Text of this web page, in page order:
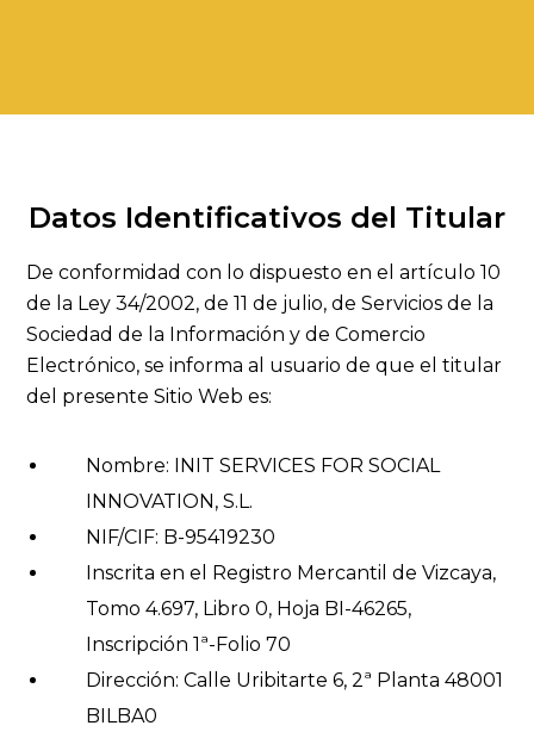
Datos Identificativos del Titular
De conformidad con lo dispuesto en el artículo 10
de la Ley 34/2002, de 11 de julio, de Servicios de la
Sociedad de la Información y de Comercio
Electrónico, se informa al usuario de que el titular
del presente Sitio Web es:
Nombre: INIT SERVICES FOR SOCIAL
INNOVATION, S.L.
NIF/CIF: B-95419230
Inscrita en el Registro Mercantil de Vizcaya,
Tomo 4.697, Libro 0, Hoja BI-46265,
Inscripción 1ª-Folio 70
Dirección: Calle Uribitarte 6, 2ª Planta 48001
BILBA0